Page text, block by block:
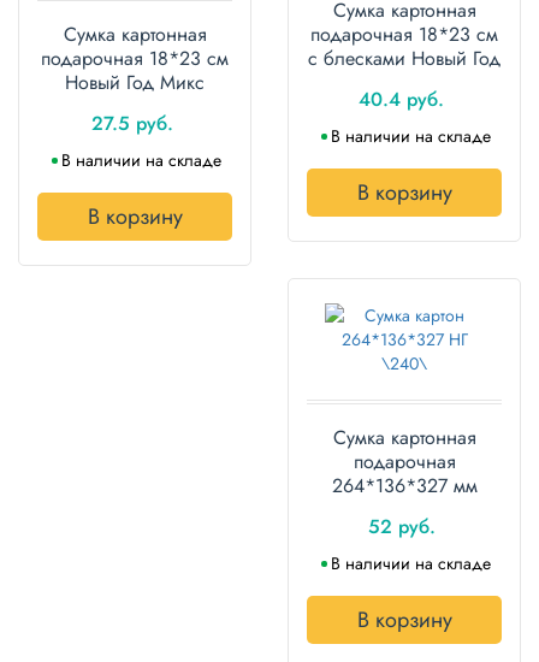
Сумка картонная
подарочная 18*23 см
Новый Год Микс
27.5 руб.
В наличии на складе
В корзину
Сумка картонная
подарочная 18*23 см
с блесками Новый Год
40.4 руб.
В наличии на складе
В корзину
Сумка картонная
подарочная
264*136*327 мм
52 руб.
В наличии на складе
В корзину